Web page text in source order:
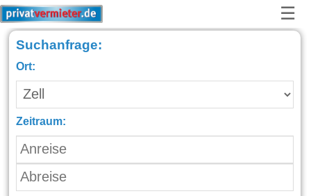
☰
Suchanfrage:
Ort:
Zeitraum: